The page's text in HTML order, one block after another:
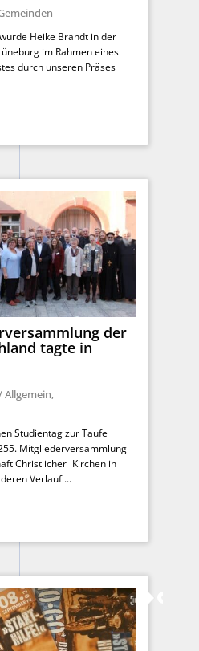
Heike Brandt in der
im Rahmen eines
durch unseren Präses
der
tagte in
Allgemein,
Studientag zur Taufe
Mitgliederversammlung
Christlicher Kirchen in
Verlauf ...